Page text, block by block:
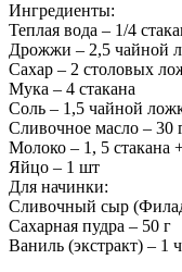
Ингредиенты:
Теплая вода – 1/4
Дрожжи – 2,5 чайной
Сахар – 2 столовых
Мука – 4 стакана
Соль – 1,5 чайной
Сливочное масло – 30
Молоко – 1, 5 стакана
Яйцо – 1 шт
Для начинки:
Сливочный сыр
Сахарная пудра – 50 г
Ваниль (экстракт) – 1